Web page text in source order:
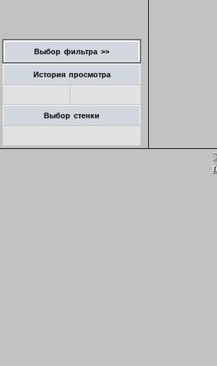
Выбор фильтра >>
История просмотра
Выбор стенки